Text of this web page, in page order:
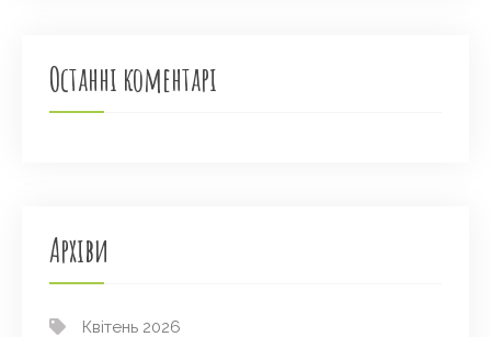
Останні коментарі
Архіви
Квітень 2026